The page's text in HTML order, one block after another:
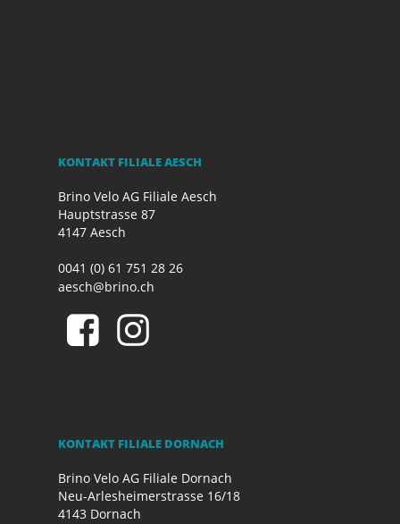
KONTAKT FILIALE AESCH
Brino Velo AG Filiale Aesch
Hauptstrasse 87
4147 Aesch
0041 (0) 61 751 28 26
aesch@brino.ch
KONTAKT FILIALE DORNACH
Brino Velo AG Filiale Dornach
Neu-Arlesheimerstrasse 16/18
4143 Dornach